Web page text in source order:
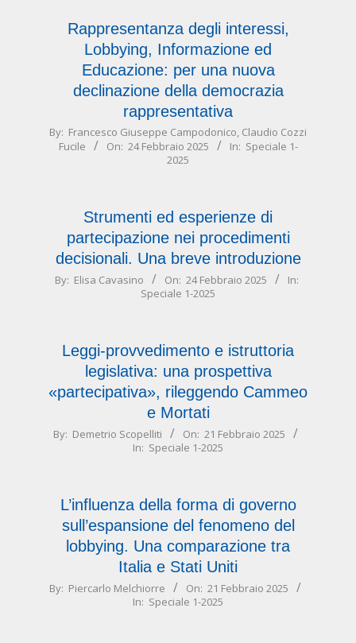
Rappresentanza degli interessi,
Lobbying, Informazione ed
Educazione: per una nuova
declinazione della democrazia
rappresentativa
2025-
02-
By: Francesco Giuseppe Campodonico, Claudio Cozzi
Fucile
On: 24 Febbraio 2025 In: Speciale 1-
2025
Strumenti ed esperienze di
partecipazione nei procedimenti
decisionali. Una breve introduzione
2025-
By: Elisa Cavasino On: 24 Febbraio 2025
In:
Speciale 1-2025
Leggi-provvedimento e istruttoria
legislativa: una prospettiva
«partecipativa», rileggendo Cammeo
e Mortati
2025-
By: Demetrio Scopelliti On: 21 Febbraio 2025
In: Speciale 1-2025
L’influenza della forma di governo
sull’espansione del fenomeno del
lobbying. Una comparazione tra
Italia e Stati Uniti
2025-
By: Piercarlo Melchiorre On: 21 Febbraio 2025
In: Speciale 1-2025